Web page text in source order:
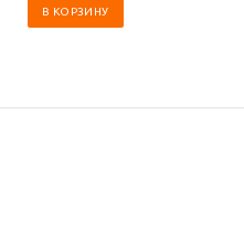
В КОРЗИНУ